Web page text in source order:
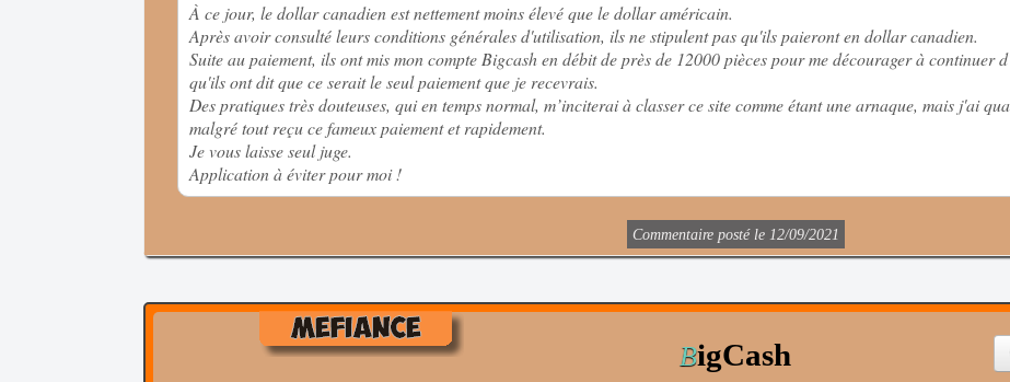
À ce jour, le dollar canadien est nettement moins élevé que le dollar américain.
Après avoir consulté leurs conditions générales d'utilisation, ils ne stipulent pas qu'ils paieront en dollar canadien.
Suite au paiement, ils ont mis mon compte Bigcash en débit de près de 12000 pièces pour me décourager à continuer
qu'ils ont dit que ce serait le seul paiement que je recevrais.
Des pratiques très douteuses, qui en temps normal, m’inciterai à classer ce site comme étant une arnaque, mais j'ai
malgré tout reçu ce fameux paiement et rapidement.
Je vous laisse seul juge.
Application à éviter pour moi !
Commentaire posté le 12/09/2021
BigCash